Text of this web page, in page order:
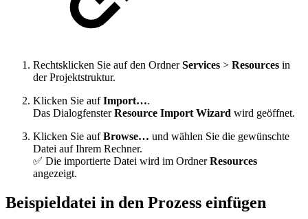
Rechtsklicken Sie auf den OrdnerServices > Resources in
der Projektstruktur.
Klicken Sie aufImport….
Das DialogfensterResource Import Wizard wird geöffnet.
Klicken Sie aufBrowse… und wählen Sie die gewünschte
Datei auf Ihrem Rechner.
✅ Die importierte Datei wird im OrdnerResources
angezeigt.
Beispieldatei in den Prozess einfügen